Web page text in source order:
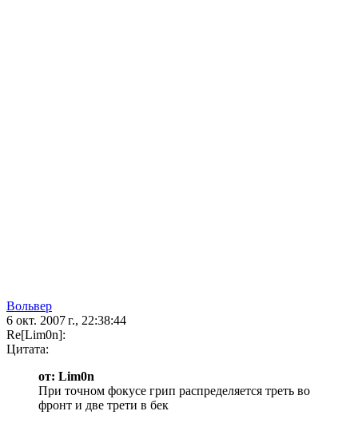
Вольвер
6 окт. 2007 г., 22:38:44
Re[Lim0n]:
Цитата:
от: Lim0n
При точном фокусе грип распределяется треть во
фронт и две трети в бек